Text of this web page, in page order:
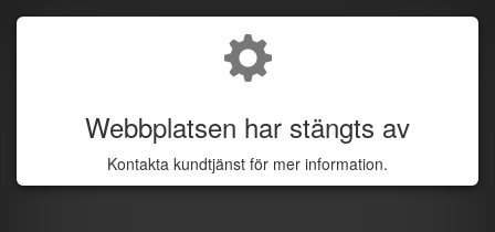
Webbplatsen har stängts av
Kontakta kundtjänst för mer information.